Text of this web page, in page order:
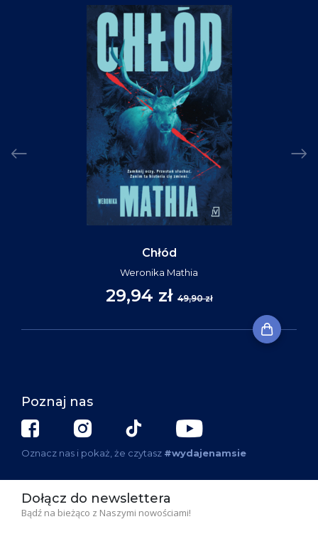
Chłód
Weronika Mathia
29,94 zł 49,90 zł
Poznaj nas
Oznacz nas i pokaż, że czytasz #wydajenamsie
Dołącz do newslettera
Bądź na bieżąco z Naszymi nowościami!